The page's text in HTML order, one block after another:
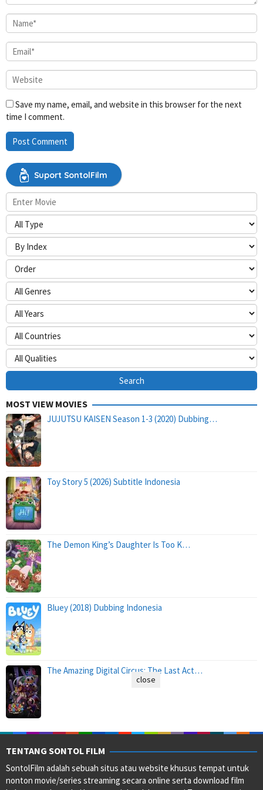
Save my name, email, and website in this browser for the next
time I comment.
Suport SontolFilm
MOST VIEW MOVIES
JUJUTSU KAISEN Season 1-3 (2020) Dubbing…
Toy Story 5 (2026) Subtitle Indonesia
The Demon King’s Daughter Is Too K…
Bluey (2018) Dubbing Indonesia
The Amazing Digital Circus: The Last Act…
TENTANG SONTOL FILM
SontolFilm adalah sebuah situs atau website khusus tempat untuk
nonton movie/series streaming secara online serta download film
close